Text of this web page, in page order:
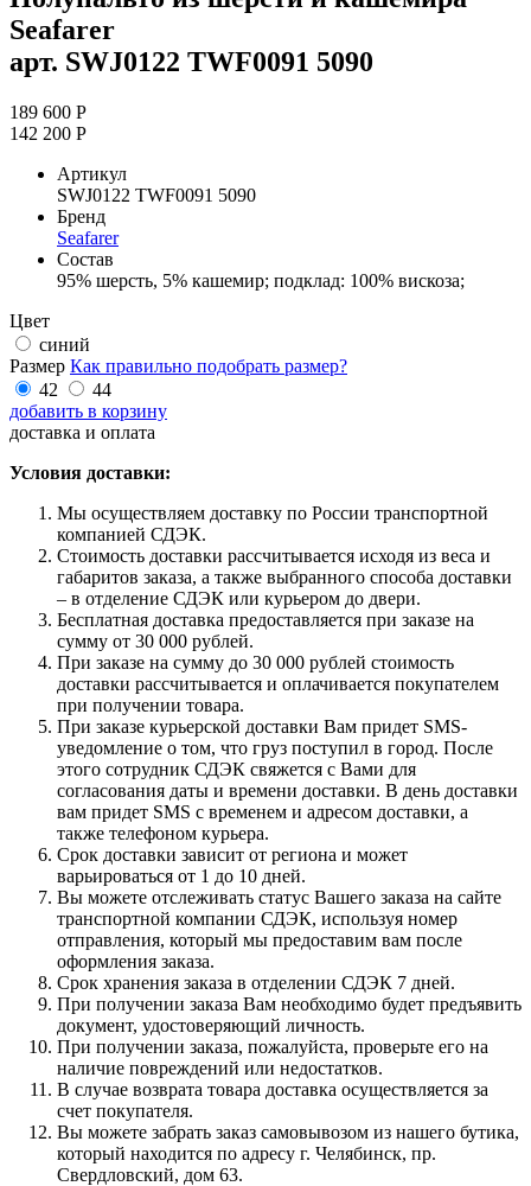
Seafarer
арт. SWJ0122 TWF0091 5090
189 600 Р
142 200 Р
Артикул
SWJ0122 TWF0091 5090
Бренд
Seafarer
Состав
95% шерсть, 5% кашемир; подклад: 100% вискоза;
Цвет
синий
Размер Как правильно подобрать размер?
42
44
добавить в корзину
доставка и оплата
Условия доставки:
Мы осуществляем доставку по России транспортной
компанией СДЭК.
Стоимость доставки рассчитывается исходя из веса и
габаритов заказа, а также выбранного способа доставки
– в отделение СДЭК или курьером до двери.
Бесплатная доставка предоставляется при заказе на
сумму от 30 000 рублей.
При заказе на сумму до 30 000 рублей стоимость
доставки рассчитывается и оплачивается покупателем
при получении товара.
При заказе курьерской доставки Вам придет SMS-
уведомление о том, что груз поступил в город. После
этого сотрудник СДЭК свяжется с Вами для
согласования даты и времени доставки. В день доставки
вам придет SMS с временем и адресом доставки, а
также телефоном курьера.
Срок доставки зависит от региона и может
варьироваться от 1 до 10 дней.
Вы можете отслеживать статус Вашего заказа на сайте
транспортной компании СДЭК, используя номер
отправления, который мы предоставим вам после
оформления заказа.
Срок хранения заказа в отделении СДЭК 7 дней.
При получении заказа Вам необходимо будет предъявить
документ, удостоверяющий личность.
При получении заказа, пожалуйста, проверьте его на
наличие повреждений или недостатков.
В случае возврата товара доставка осуществляется за
счет покупателя.
Вы можете забрать заказ самовывозом из нашего бутика,
который находится по адресу г. Челябинск, пр.
Свердловский, дом 63.